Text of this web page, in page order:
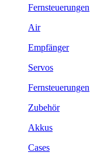
Fernsteuerungen
Air
Empfänger
Servos
Fernsteuerungen
Zubehör
Akkus
Cases